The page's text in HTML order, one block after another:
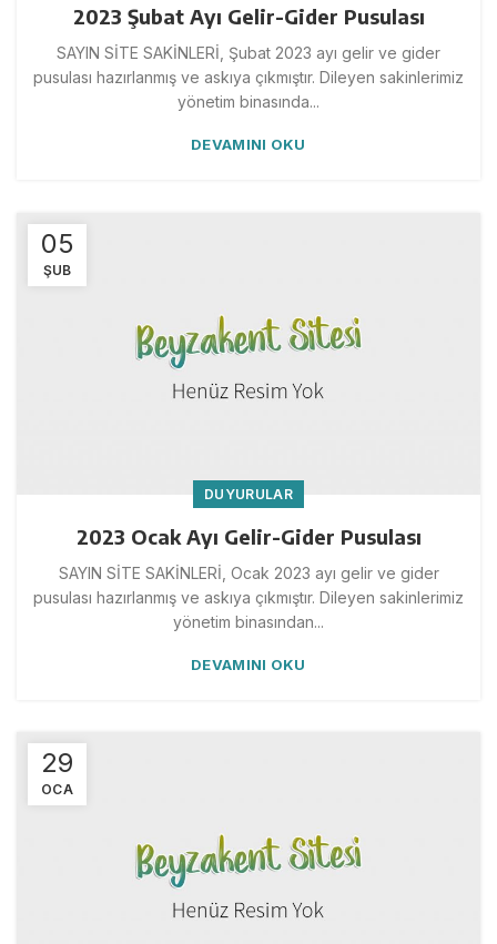
2023 Şubat Ayı Gelir-Gider Pusulası
SAYIN SİTE SAKİNLERİ, Şubat 2023 ayı gelir ve gider
pusulası hazırlanmış ve askıya çıkmıştır. Dileyen sakinlerimiz
yönetim binasında...
DEVAMINI OKU
05
ŞUB
DUYURULAR
2023 Ocak Ayı Gelir-Gider Pusulası
SAYIN SİTE SAKİNLERİ, Ocak 2023 ayı gelir ve gider
pusulası hazırlanmış ve askıya çıkmıştır. Dileyen sakinlerimiz
yönetim binasından...
DEVAMINI OKU
29
OCA